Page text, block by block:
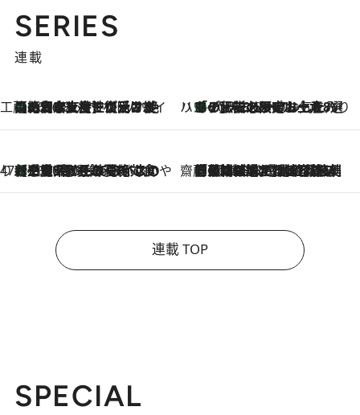
SERIES
連載
工藤まやのおもてなしハワイ
2026.8.6
【ハワイ土産】ローカルの絶大な支持で復活！ 絶品の幻クッキー《元ファンの日本人女性が受け継いだ名店》 ハワイ賢者 リサのお気に入りリスト2026.8.6
あの伝説の限定トートも！ リニューアルした「ディーン＆デルーカ ハワイ」で必須のお土産8選
47都道府県の手みやげ ひんやりスイーツで夏を満喫
2026.8.6
【三重県】この夏絶対食べたい 冷やしておいしいおやつ3選 お餅×アイスの新感覚スイーツ 齋藤 薫 美容脳ルネサンス
2026.8.6
「荷物が増えるほど旅ストレスは増す」美容ジャーナリストがたどり着いた最終結論。“化粧品を劇的に減らす”感動の凝縮美容とは
連載 TOP
SPECIAL